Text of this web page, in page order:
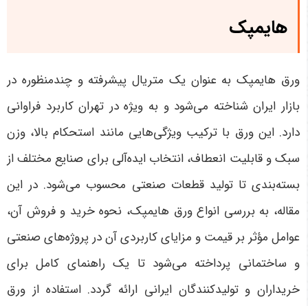
هایمپک
ورق هایمپک به عنوان یک متریال پیشرفته و چندمنظوره در
بازار ایران شناخته می‌شود و به ویژه در تهران کاربرد فراوانی
دارد. این ورق با ترکیب ویژگی‌هایی مانند استحکام بالا، وزن
سبک و قابلیت انعطاف، انتخاب ایده‌آلی برای صنایع مختلف از
بسته‌بندی تا تولید قطعات صنعتی محسوب می‌شود. در این
مقاله، به بررسی انواع ورق هایمپک، نحوه خرید و فروش آن،
عوامل مؤثر بر قیمت و مزایای کاربردی آن در پروژه‌های صنعتی
و ساختمانی پرداخته می‌شود تا یک راهنمای کامل برای
خریداران و تولیدکنندگان ایرانی ارائه گردد. استفاده از ورق